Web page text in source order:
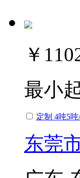
￥
最小
定制 4吨5
东莞